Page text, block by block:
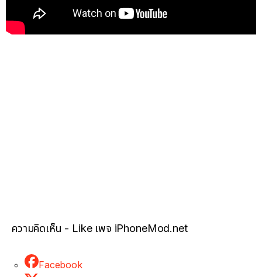
ความคิดเห็น - Like เพจ iPhoneMod.net
Facebook